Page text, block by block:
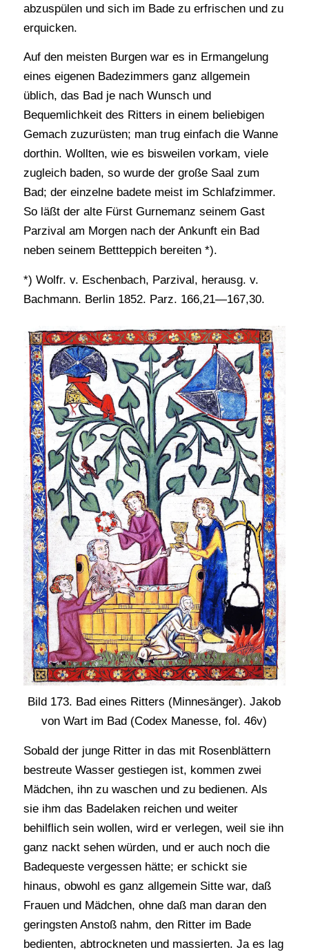
abzuspülen und sich im Bade zu erfrischen und zu
erquicken.
Auf den meisten Burgen war es in Ermangelung
eines eigenen Badezimmers ganz allgemein
üblich, das Bad je nach Wunsch und
Bequemlichkeit des Ritters in einem beliebigen
Gemach zuzurüsten; man trug einfach die Wanne
dorthin. Wollten, wie es bisweilen vorkam, viele
zugleich baden, so wurde der große Saal zum
Bad; der einzelne badete meist im Schlafzimmer.
So läßt der alte Fürst Gurnemanz seinem Gast
Parzival am Morgen nach der Ankunft ein Bad
neben seinem Bettteppich bereiten *).
*) Wolfr. v. Eschenbach, Parzival, herausg. v.
Bachmann. Berlin 1852. Parz. 166,21—167,30.
Bild 173. Bad eines Ritters (Minnesänger). Jakob
von Wart im Bad (Codex Manesse, fol. 46v)
Sobald der junge Ritter in das mit Rosenblättern
bestreute Wasser gestiegen ist, kommen zwei
Mädchen, ihn zu waschen und zu bedienen. Als
sie ihm das Badelaken reichen und weiter
behilflich sein wollen, wird er verlegen, weil sie ihn
ganz nackt sehen würden, und er auch noch die
Badequeste vergessen hätte; er schickt sie
hinaus, obwohl es ganz allgemein Sitte war, daß
Frauen und Mädchen, ohne daß man daran den
geringsten Anstoß nahm, den Ritter im Bade
bedienten, abtrockneten und massierten. Ja es lag